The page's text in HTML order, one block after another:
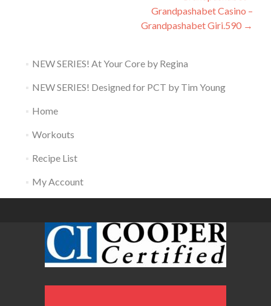
Grandpashabet Casino –
Grandpashabet Giri.590 →
NEW SERIES! At Your Core by Regina
NEW SERIES! Designed for PCT by Tim Young
Home
Workouts
Recipe List
My Account